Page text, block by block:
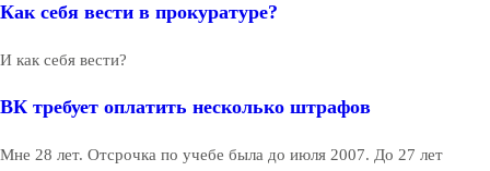
Как себя вести в прокуратуре?
И как себя вести?
ВК требует оплатить несколько штрафов
Мне 28 лет. Отсрочка по учебе была до июля 2007. До 27 лет